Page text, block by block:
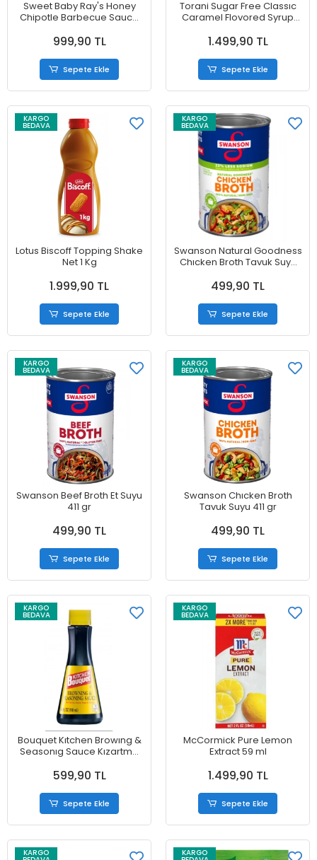
Sweet Baby Ray's Honey
Chipotle Barbecue Sauce
999,90 TL
Sepete Ekle
Torani Sugar Free Classıc
Caramel Flovored Syrup
1.499,90 TL
Sepete Ekle
KARGO
BEDAVA
Lotus Biscoff Topping Shake
Net 1 Kg
1.999,90 TL
Sepete Ekle
KARGO
BEDAVA
Swanson Natural Goodness
Chıcken Broth Tavuk Suyu
499,90 TL
Sepete Ekle
KARGO
BEDAVA
Swanson Beef Broth Et Suyu
411 gr
499,90 TL
Sepete Ekle
KARGO
BEDAVA
Swanson Chıcken Broth
Tavuk Suyu 411 gr
499,90 TL
Sepete Ekle
KARGO
BEDAVA
Bouquet Kıtchen Browıng &
Seasonıg Sauce Kızartma
599,90 TL
Sepete Ekle
KARGO
BEDAVA
McCormick Pure Lemon
Extract 59 ml
1.499,90 TL
Sepete Ekle
KARGO KARGO